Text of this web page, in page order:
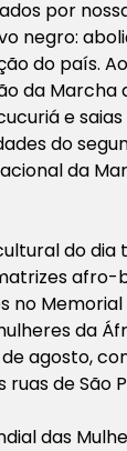
por
negro:
do país.
da Marcha
e
do
da
do dia
afro-
no
da
agosto,
de São
das Mulhe